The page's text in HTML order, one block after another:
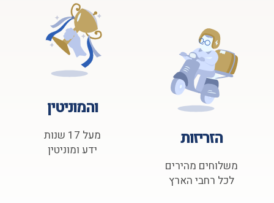
הזריזות
משלוחים מהירים
לכל רחבי הארץ
והמוניטין
מעל 17 שנות
ידע ומוניטין